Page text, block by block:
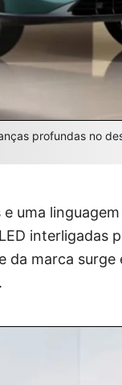
profundas no
uma
interligadas
da marca